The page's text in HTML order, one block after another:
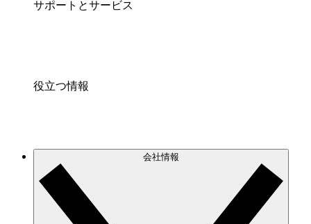
サポートとサービス
役立つ情報
会社情報